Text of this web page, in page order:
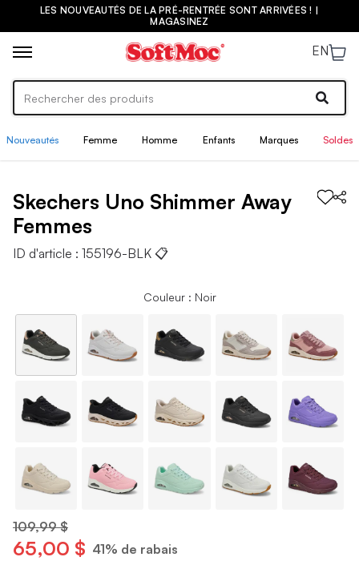
LES NOUVEAUTÉS DE LA PRÉ-RENTRÉE SONT ARRIVÉES ! |
MAGASINEZ
EN
Nouveautés Femme Homme Enfants Marques Soldes
Skechers Uno Shimmer Away
Femmes
ID d'article : 155196-BLK 📋
Couleur : Noir
109,99 $
65,00 $ 41% de rabais